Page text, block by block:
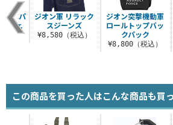
ジオン突撃機動軍
ロールトップバッ
クパック
¥8,800（税込）
PVCパ
ジVer.
込）
ジオン軍 リラック
スジーンズ
¥8,580（税込）
この商品を買った人はこんな商品も買